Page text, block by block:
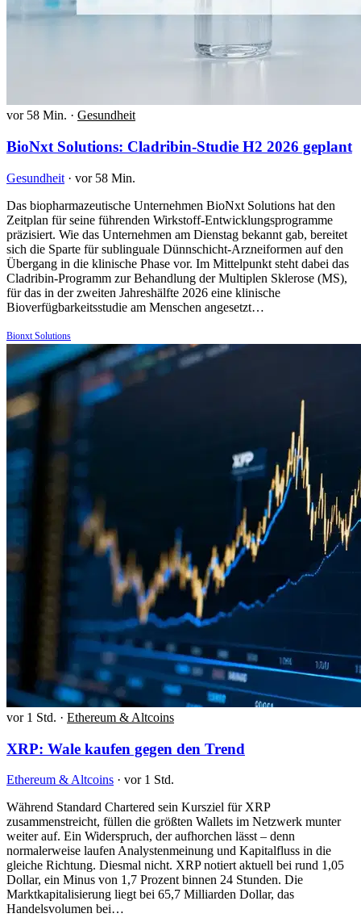
vor 58 Min. · Gesundheit
BioNxt Solutions: Cladribin-Studie H2 2026 geplant
Gesundheit · vor 58 Min.
Das biopharmazeutische Unternehmen BioNxt Solutions hat den
Zeitplan für seine führenden Wirkstoff-Entwicklungsprogramme
präzisiert. Wie das Unternehmen am Dienstag bekannt gab, bereitet
sich die Sparte für sublinguale Dünnschicht-Arzneiformen auf den
Übergang in die klinische Phase vor. Im Mittelpunkt steht dabei das
Cladribin-Programm zur Behandlung der Multiplen Sklerose (MS),
für das in der zweiten Jahreshälfte 2026 eine klinische
Bioverfügbarkeitsstudie am Menschen angesetzt…
Bionxt Solutions
vor 1 Std. · Ethereum & Altcoins
XRP: Wale kaufen gegen den Trend
Ethereum & Altcoins · vor 1 Std.
Während Standard Chartered sein Kursziel für XRP
zusammenstreicht, füllen die größten Wallets im Netzwerk munter
weiter auf. Ein Widerspruch, der aufhorchen lässt – denn
normalerweise laufen Analystenmeinung und Kapitalfluss in die
gleiche Richtung. Diesmal nicht. XRP notiert aktuell bei rund 1,05
Dollar, ein Minus von 1,7 Prozent binnen 24 Stunden. Die
Marktkapitalisierung liegt bei 65,7 Milliarden Dollar, das
Handelsvolumen bei…